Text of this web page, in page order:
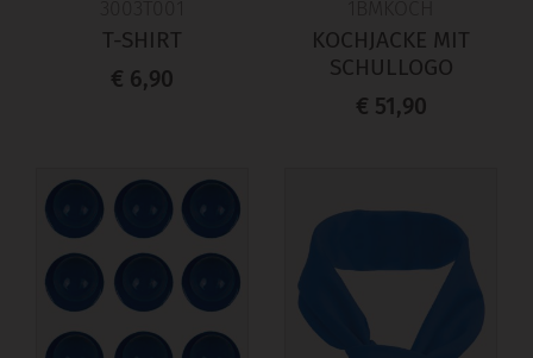
T-SHIRT
€ 6,90
KOCHJACKE MIT
SCHULLOGO
€ 51,90